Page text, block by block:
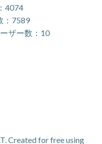
4074
：7589
ザー数：10
Created for free using